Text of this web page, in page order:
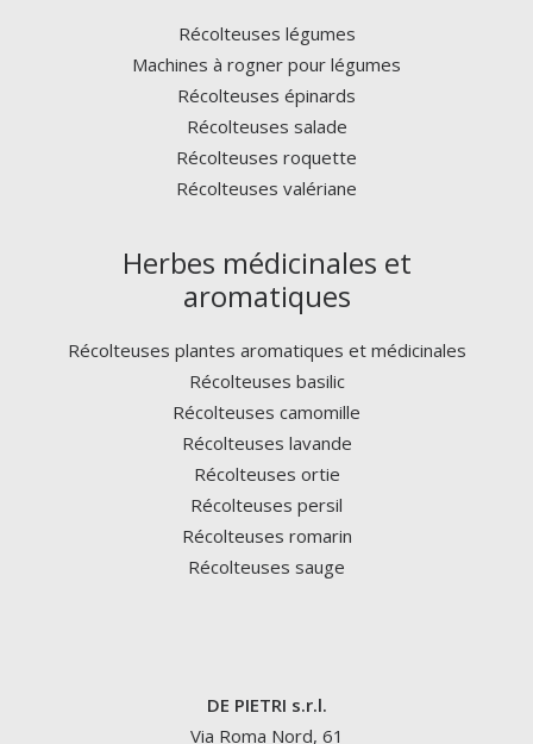
Récolteuses légumes
Machines à rogner pour légumes
Récolteuses épinards
Récolteuses salade
Récolteuses roquette
Récolteuses valériane
Herbes médicinales et
aromatiques
Récolteuses plantes aromatiques et médicinales
Récolteuses basilic
Récolteuses camomille
Récolteuses lavande
Récolteuses ortie
Récolteuses persil
Récolteuses romarin
Récolteuses sauge
DE PIETRI s.r.l.
Via Roma Nord, 61